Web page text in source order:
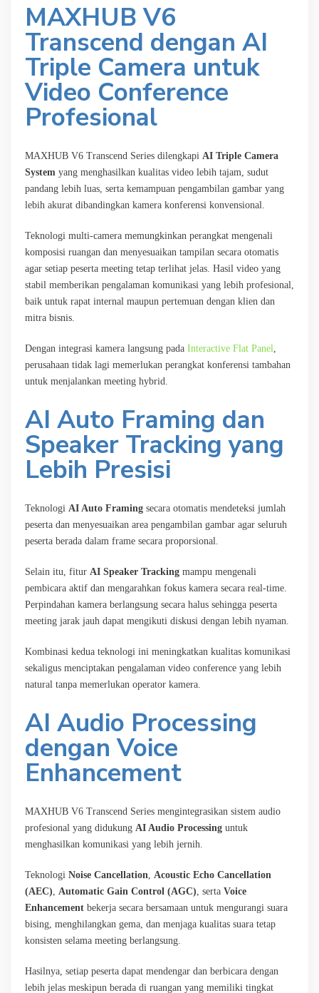
MAXHUB V6
Transcend dengan AI
Triple Camera untuk
Video Conference
Profesional
MAXHUB V6 Transcend Series dilengkapi AI Triple Camera
System yang menghasilkan kualitas video lebih tajam, sudut
pandang lebih luas, serta kemampuan pengambilan gambar yang
lebih akurat dibandingkan kamera konferensi konvensional.
Teknologi multi-camera memungkinkan perangkat mengenali
komposisi ruangan dan menyesuaikan tampilan secara otomatis
agar setiap peserta meeting tetap terlihat jelas. Hasil video yang
stabil memberikan pengalaman komunikasi yang lebih profesional,
baik untuk rapat internal maupun pertemuan dengan klien dan
mitra bisnis.
Dengan integrasi kamera langsung pada Interactive Flat Panel,
perusahaan tidak lagi memerlukan perangkat konferensi tambahan
untuk menjalankan meeting hybrid.
AI Auto Framing dan
Speaker Tracking yang
Lebih Presisi
Teknologi AI Auto Framing secara otomatis mendeteksi jumlah
peserta dan menyesuaikan area pengambilan gambar agar seluruh
peserta berada dalam frame secara proporsional.
Selain itu, fitur AI Speaker Tracking mampu mengenali
pembicara aktif dan mengarahkan fokus kamera secara real-time.
Perpindahan kamera berlangsung secara halus sehingga peserta
meeting jarak jauh dapat mengikuti diskusi dengan lebih nyaman.
Kombinasi kedua teknologi ini meningkatkan kualitas komunikasi
sekaligus menciptakan pengalaman video conference yang lebih
natural tanpa memerlukan operator kamera.
AI Audio Processing
dengan Voice
Enhancement
MAXHUB V6 Transcend Series mengintegrasikan sistem audio
profesional yang didukung AI Audio Processing untuk
menghasilkan komunikasi yang lebih jernih.
Teknologi Noise Cancellation, Acoustic Echo Cancellation
(AEC), Automatic Gain Control (AGC), serta Voice
Enhancement bekerja secara bersamaan untuk mengurangi suara
bising, menghilangkan gema, dan menjaga kualitas suara tetap
konsisten selama meeting berlangsung.
Hasilnya, setiap peserta dapat mendengar dan berbicara dengan
lebih jelas meskipun berada di ruangan yang memiliki tingkat